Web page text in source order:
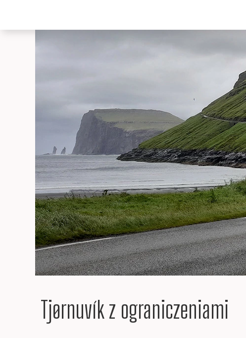
Tjørnuvík z ograniczeniami